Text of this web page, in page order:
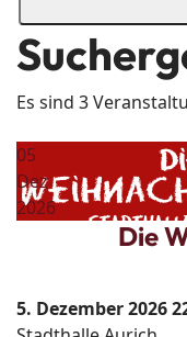
Es sind 3
05
Dez
2026
Die
5. Dezember 2026